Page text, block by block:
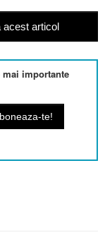
acest articol
mai importante